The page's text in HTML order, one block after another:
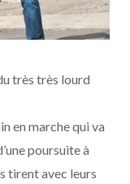
très très lourd
en marche qui va
poursuite à
tirent avec leurs